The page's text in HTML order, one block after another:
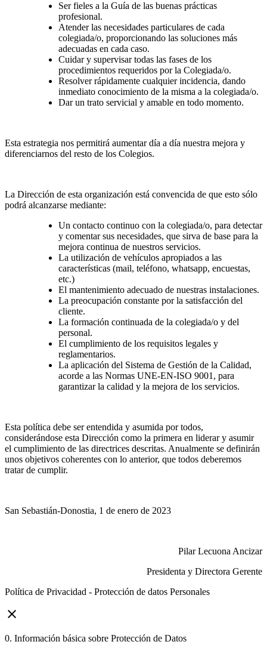
Ser fieles a la Guía de las buenas prácticas
profesional.
Atender las necesidades particulares de cada
colegiada/o, proporcionando las soluciones más
adecuadas en cada caso.
Cuidar y supervisar todas las fases de los
procedimientos requeridos por la Colegiada/o.
Resolver rápidamente cualquier incidencia, dando
inmediato conocimiento de la misma a la colegiada/o.
Dar un trato servicial y amable en todo momento.
Esta estrategia nos permitirá aumentar día a día nuestra mejora y
diferenciarnos del resto de los Colegios.
La Dirección de esta organización está convencida de que esto sólo
podrá alcanzarse mediante:
Un contacto continuo con la colegiada/o, para detectar
y comentar sus necesidades, que sirva de base para la
mejora continua de nuestros servicios.
La utilización de vehículos apropiados a las
características (mail, teléfono, whatsapp, encuestas,
etc.)
El mantenimiento adecuado de nuestras instalaciones.
La preocupación constante por la satisfacción del
cliente.
La formación continuada de la colegiada/o y del
personal.
El cumplimiento de los requisitos legales y
reglamentarios.
La aplicación del Sistema de Gestión de la Calidad,
acorde a las Normas UNE-EN-ISO 9001, para
garantizar la calidad y la mejora de los servicios.
Esta política debe ser entendida y asumida por todos,
considerándose esta Dirección como la primera en liderar y asumir
el cumplimiento de las directrices descritas. Anualmente se definirán
unos objetivos coherentes con lo anterior, que todos deberemos
tratar de cumplir.
San Sebastián-Donostia, 1 de enero de 2023
Pilar Lecuona Ancizar
Presidenta y Directora Gerente
Política de Privacidad - Protección de datos Personales
close
0. Información básica sobre Protección de Datos